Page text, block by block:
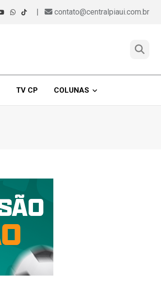
| contato@centralpiaui.com.br
TV CP COLUNAS